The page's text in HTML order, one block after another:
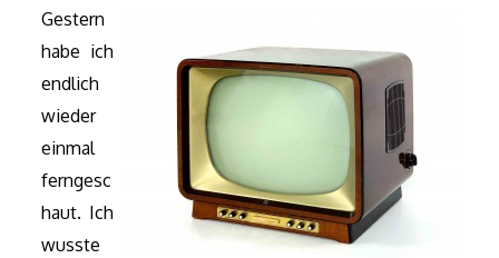
Gestern
habe ich
endlich
wieder
einmal
ferngesc
haut. Ich
wusste